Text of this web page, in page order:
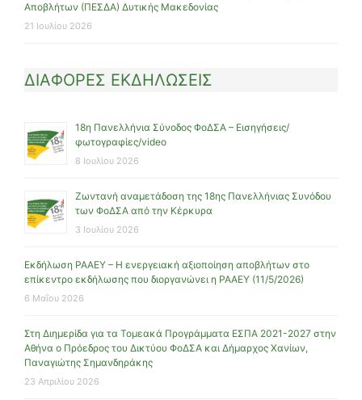
Αποβλήτων (ΠΕΣΔΑ) Δυτικής Μακεδονίας
21 Ιουλίου 2026
ΔΙΑΦΟΡΕΣ ΕΚΔΗΛΩΣΕΙΣ
18η Πανελλήνια Σύνοδος ΦοΔΣΑ – Εισηγήσεις/
φωτογραφίες/video
8 Ιουλίου 2026
Ζωντανή αναμετάδοση της 18ης Πανελλήνιας Συνόδου
των ΦοΔΣΑ από την Κέρκυρα
3 Ιουλίου 2026
Εκδήλωση ΡΑΑΕΥ – Η ενεργειακή αξιοποίηση αποβλήτων στο
επίκεντρο εκδήλωσης που διοργανώνει η ΡΑΑΕΥ (11/5/2026)
6 Μαΐου 2026
Στη Διημερίδα για τα Τομεακά Προγράμματα ΕΣΠΑ 2021-2027 στην
Αθήνα ο Πρόεδρος του Δικτύου ΦοΔΣΑ και Δήμαρχος Χανίων,
Παναγιώτης Σημανδηράκης
23 Απριλίου 2026